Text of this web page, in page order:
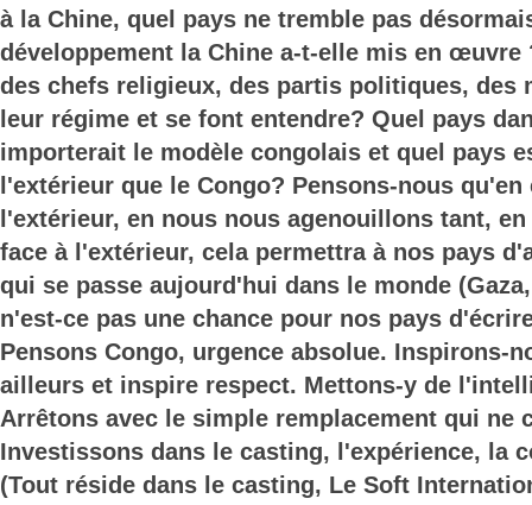
à la Chine, quel pays ne tremble pas
développement la Chine a-t-elle mis en œuvre
des chefs religieux, des partis politiques, des
leur régime et se font entendre? Quel pays
importerait le modèle congolais et quel pays
l'extérieur que le Congo? Pensons-nous
l'extérieur, en nous nous agenouillons tant,
face à l'extérieur, cela permettra à nos pays
qui se passe aujourd'hui dans le monde
n'est-ce pas une chance pour nos pays
Pensons Congo, urgence absolue. Inspirons-
ailleurs et inspire respect. Mettons-y de
Arrêtons avec le simple remplacement qui ne
Investissons dans le casting, l'expérience, la
(Tout réside dans le casting, Le Soft